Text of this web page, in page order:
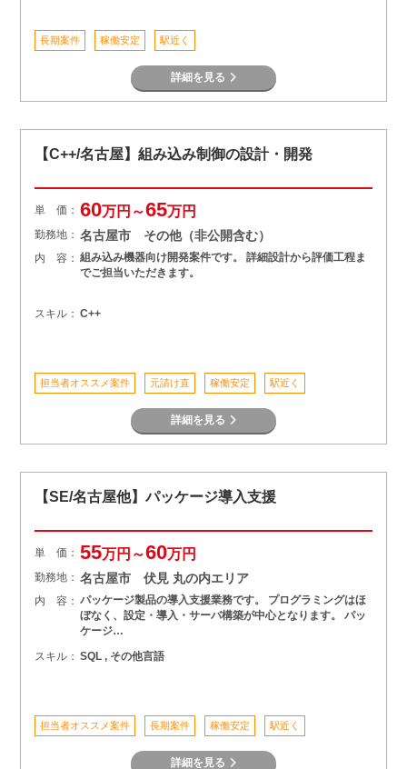
長期案件 稼働安定 駅近く
詳細を見る
【C++/名古屋】組み込み制御の設計・開発
単 価： 60万円～65万円
勤務地： 名古屋市 その他（非公開含む）
内 容： 組み込み機器向け開発案件です。 詳細設計から評価工程ま
でご担当いただきます。
スキル： C++
担当者オススメ案件 元請け直 稼働安定 駅近く
詳細を見る
【SE/名古屋他】パッケージ導入支援
単 価： 55万円～60万円
勤務地： 名古屋市 伏見 丸の内エリア
内 容： パッケージ製品の導入支援業務です。 プログラミングはほ
ぼなく、設定・導入・サーバ構築が中心となります。 パッ
ケージ…
スキル： SQL , その他言語
担当者オススメ案件 長期案件 稼働安定 駅近く
詳細を見る